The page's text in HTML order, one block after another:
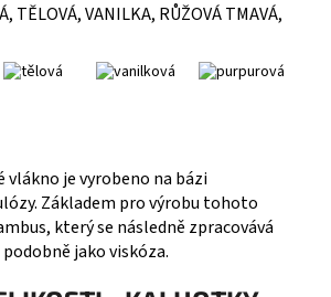
TĚLOVÁ, VANILKA, RŮŽOVÁ TMAVÁ,
vlákno je vyrobeno na bázi
Základem pro výrobu tohoto
který se následně zpracovává
jako viskóza.